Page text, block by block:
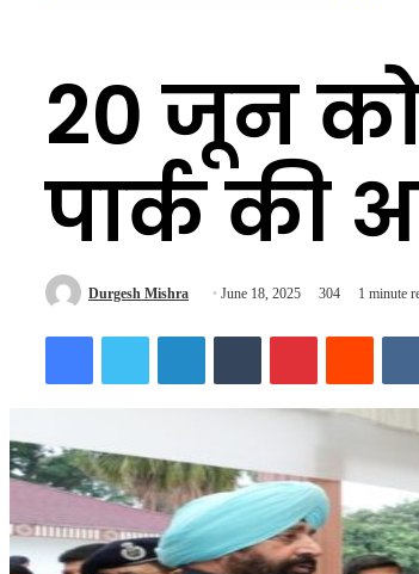
20 जून को
पार्क की
Durgesh Mishra
Send June 18, 2025 304 1 minute
FacebookTwitter LinkedInTumblr PinterestReddit